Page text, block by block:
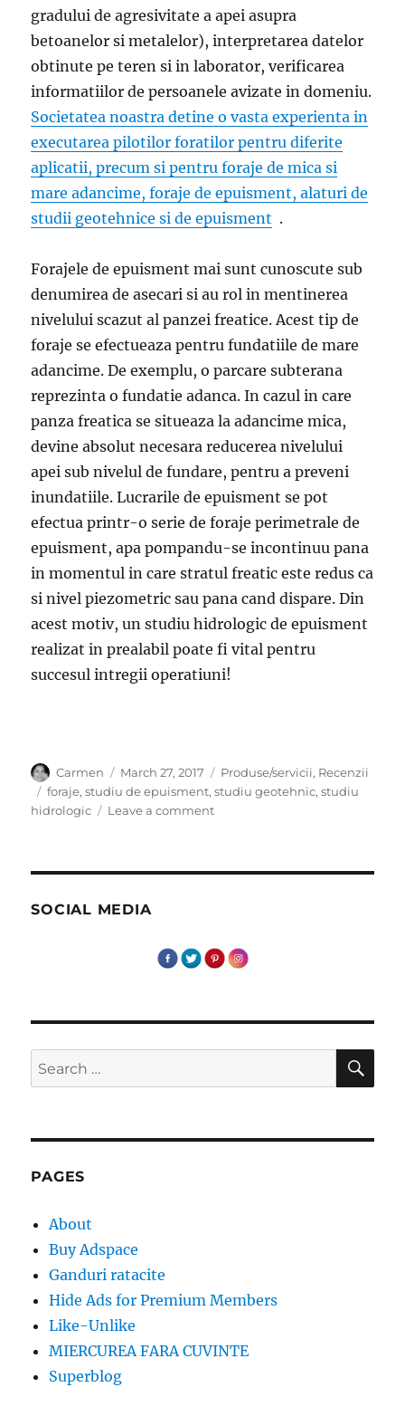
gradului de agresivitate a apei asupra
betoanelor si metalelor), interpretarea datelor
obtinute pe teren si in laborator, verificarea
informatiilor de persoanele avizate in domeniu.
Societatea noastra detine o vasta experienta in
executarea pilotilor foratilor pentru diferite
aplicatii, precum si pentru foraje de mica si
mare adancime, foraje de epuisment, alaturi de
studii geotehnice si de epuisment .
Forajele de epuisment mai sunt cunoscute sub
denumirea de asecari si au rol in mentinerea
nivelului scazut al panzei freatice. Acest tip de
foraje se efectueaza pentru fundatiile de mare
adancime. De exemplu, o parcare subterana
reprezinta o fundatie adanca. In cazul in care
panza freatica se situeaza la adancime mica,
devine absolut necesara reducerea nivelului
apei sub nivelul de fundare, pentru a preveni
inundatiile. Lucrarile de epuisment se pot
efectua printr-o serie de foraje perimetrale de
epuisment, apa pompandu-se incontinuu pana
in momentul in care stratul freatic este redus ca
si nivel piezometric sau pana cand dispare. Din
acest motiv, un studiu hidrologic de epuisment
realizat in prealabil poate fi vital pentru
succesul intregii operatiuni!
Author
Carmen
Posted
on
March 27, 2017 Categories
Produse/servicii, Recenzii
Tags
foraje,studiu de epuisment,studiu geotehnic,studiu
hidrologic
Leave a commenton
geotehnice
SOCIAL MEDIA
Search
for:
PAGES
About
Buy Adspace
Ganduri ratacite
Hide Ads for Premium Members
Like-Unlike
MIERCUREA FARA CUVINTE
Superblog